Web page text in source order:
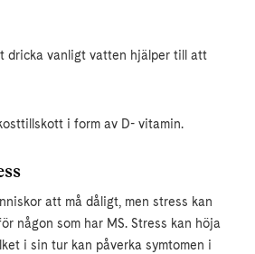
dricka vanligt vatten hjälper till att
i form av D- vitamin.
att må dåligt, men stress kan
någon som har MS. Stress kan höja
i sin tur kan påverka symtomen i